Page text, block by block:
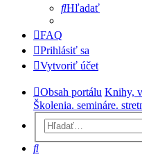
Hľadať
FAQ
Prihlásiť sa
Vytvoriť účet
Obsah portálu Knihy,
Školenia. semináre.
Hľadať